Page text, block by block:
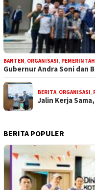
BANTEN ORGANISASI
Gubernur Andra Soni dan
BERITA ORGANISASI
Jalin Kerja
BERITA POPULER